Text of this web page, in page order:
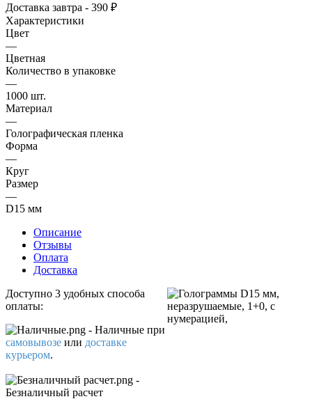
Доставка завтра - 390 ₽
Характеристики
Цвет
—
Цветная
Количество в упаковке
—
1000 шт.
Материал
—
Голографическая пленка
Форма
—
Круг
Размер
—
D15 мм
Описание
Отзывы
Оплата
Доставка
Доступно 3 удобных способа
оплаты:
- Наличные при
самовывозе или доставке
курьером.
-
Безналичный расчет